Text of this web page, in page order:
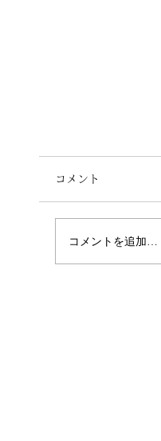
コメント
コメントを追加…